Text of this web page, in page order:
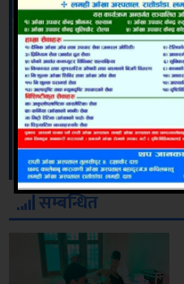
सम्बन्धित